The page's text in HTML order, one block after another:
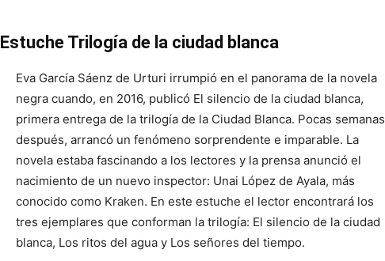
Estuche Trilogía de la ciudad blanca
Eva García Sáenz de Urturi irrumpió en el panorama de la novela
negra cuando, en 2016, publicó El silencio de la ciudad blanca,
primera entrega de la trilogía de la Ciudad Blanca. Pocas semanas
después, arrancó un fenómeno sorprendente e imparable. La
novela estaba fascinando a los lectores y la prensa anunció el
nacimiento de un nuevo inspector: Unai López de Ayala, más
conocido como Kraken. En este estuche el lector encontrará los
tres ejemplares que conforman la trilogía: El silencio de la ciudad
blanca, Los ritos del agua y Los señores del tiempo.